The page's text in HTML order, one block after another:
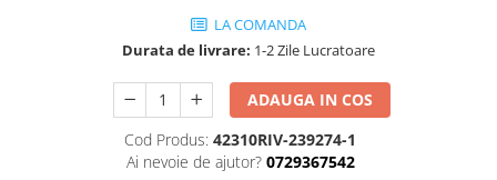
LA COMANDA
Durata de livrare: 1-2 Zile Lucratoare
ADAUGA IN COS
Cod Produs: 42310RIV-239274-1
Ai nevoie de ajutor? 0729367542